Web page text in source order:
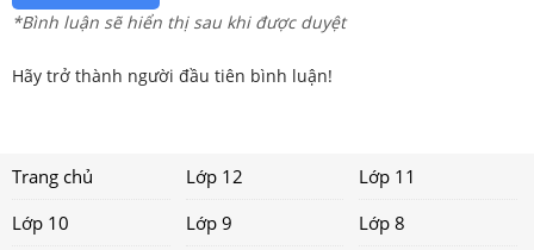
*Bình luận sẽ hiển thị sau khi được duyệt
Hãy trở thành người đầu tiên bình luận!
Trang chủ Lớp 12
Lớp 11
Lớp 10
Lớp 9
Lớp 8